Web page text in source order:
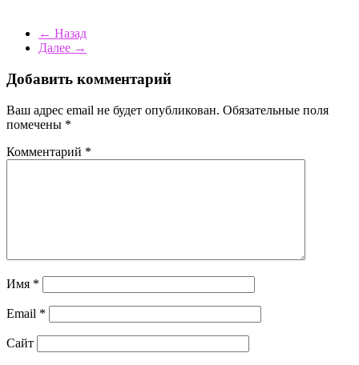
← Назад
Далее →
Добавить комментарий
Ваш адрес email не будет опубликован. Обязательные поля
помечены *
Комментарий *
Имя *
Email *
Сайт